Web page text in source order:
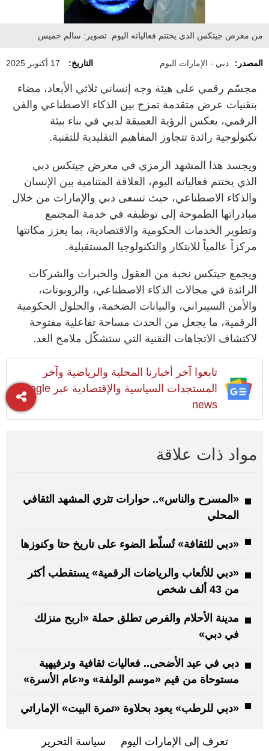
من معرض جيتكس الذي يختتم فعالياته اليوم. تصوير: سالم خميس
المصدر: دبي - الإمارات اليوم التاريخ: 17 أكتوبر 2025
مجسّم رقمي على هيئة وجه إنساني ثلاثي الأبعاد، مضاء
بتقنيات عرض متقدمة تمزج بين الذكاء الاصطناعي والفن
الرقمي، يعكس الرؤية العميقة لدبي في بناء بيئة
تكنولوجية رائدة تتجاوز المفاهيم التقليدية للتقنية.
ويجسد هذا المشهد الرمزي في معرض جيتكس دبي
الذي يختتم فعالياته اليوم، العلاقة المتنامية بين الإنسان
والذكاء الاصطناعي، حيث تسعى دبي والإمارات من خلال
مبادراتها الطموحة إلى توظيفه في خدمة المجتمع
وتطوير الخدمات الحكومية والاقتصادية، بما يعزز مكانتها
مركزاً عالمياً للابتكار والتكنولوجيا المستقبلية.
ويجمع جيتكس نخبة من العقول والخبرات والشركات
الرائدة في مجالات الذكاء الاصطناعي، والروبوتات،
والأمن السيبراني، والبيانات الضخمة، والحلول الحكومية
الرقمية، ما يجعل من الحدث مساحة تفاعلية مفتوحة
لاكتشاف الاتجاهات التقنية التي ستشكّل ملامح الغد.
تابعوا آخر أخبارنا المحلية والرياضية وآخر
المستجدات السياسية والإقتصادية عبر Google
news
مواد ذات علاقة
«المسرح والناس».. حوارات تثري المشهد الثقافي
المحلي
«دبي للثقافة» تُسلّط الضوء على تاريخ حتا وكنوزها
«دبي للألعاب والرياضات الرقمية» يستقطب أكثر
من 43 ألف شخص
مدينة الأحلام والفرص تطلق حملة «اربح منزلك
في دبي»
دبي في عيد الأضحى.. فعاليات ثقافية وترفيهية
مستوحاة من قيم «موسم الولفة» و«عام الأسرة»
«دبي للرطب» يعود بحلاوة «تمرة البيت» الإماراتي
تعرف إلى الإمارات اليوم سياسة التحرير